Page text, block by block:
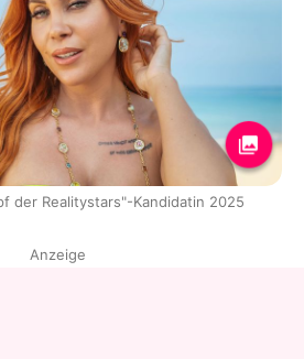
der Realitystars"-Kandidatin 2025
Anzeige